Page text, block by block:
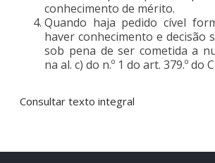
conhecimento de mérito.
Quando haja pedido cível
haver conhecimento e decisão
sob pena de ser cometida a
na al. c) do n.º 1 do art. 379.º do
Consultar texto integral